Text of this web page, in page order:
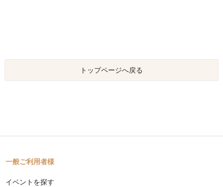
トップページへ戻る
一般ご利用者様
イベントを探す